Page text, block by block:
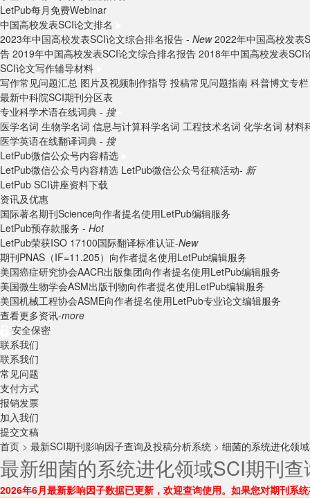
LetPub每月免费Webinar
中国高校发表SCI论文排名
2023年中国高校发表SCI论文综合排名报告 - New 2022年中国高校发表
告 2019年中国高校发表SCI论文综合排名报告 2018年中国高校发表SCI
SCI论文写作辅导材料
写作常见问题汇总 图片及视频制作指导 投稿常见问题指南 科普博文专栏
最新中科院SCI期刊分区表
专业科学术语在线词典 - 搜
医学名词 生物学名词 信息与计算科学名词 工程技术名词 化学名词 材料
医学英语在线翻译词典 - 搜
LetPub微信公众号内容精选
LetPub微信公众号内容精选 LetPub微信公众号征稿活动- 新
LetPub SCI讲座资料下载
资讯及优惠
国际著名期刊Science向作者提名使用LetPub编辑服务
LetPub预存款服务 - Hot
LetPub荣获ISO 17100国际翻译标准认证-New
期刊PNAS（IF=11.205）向作者提名使用LetPub编辑服务
美国癌症研究协会AACR出版集团向作者提名使用LetPub编辑服务
美国微生物学会ASM出版刊物向作者提名使用LetPub编辑服务
美国机械工程协会ASME向作者提名使用LetPub专业论文编辑服务
查看更多资讯-more
安全保密
联系我们
联系我们
常见问题
支付方式
报销发票
加入我们
提交文稿
首页 > 最新SCI期刊影响因子查询及投稿分析系统 > 细菌的系统进化领
最新细菌的系统进化领域SCI期刊
2026年6月最新影响因子数据已更新，欢迎查询使用。 如果您对期刊系